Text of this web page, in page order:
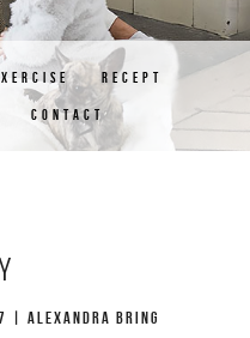
RECEPT
CONTACT
| Alexandra Bring